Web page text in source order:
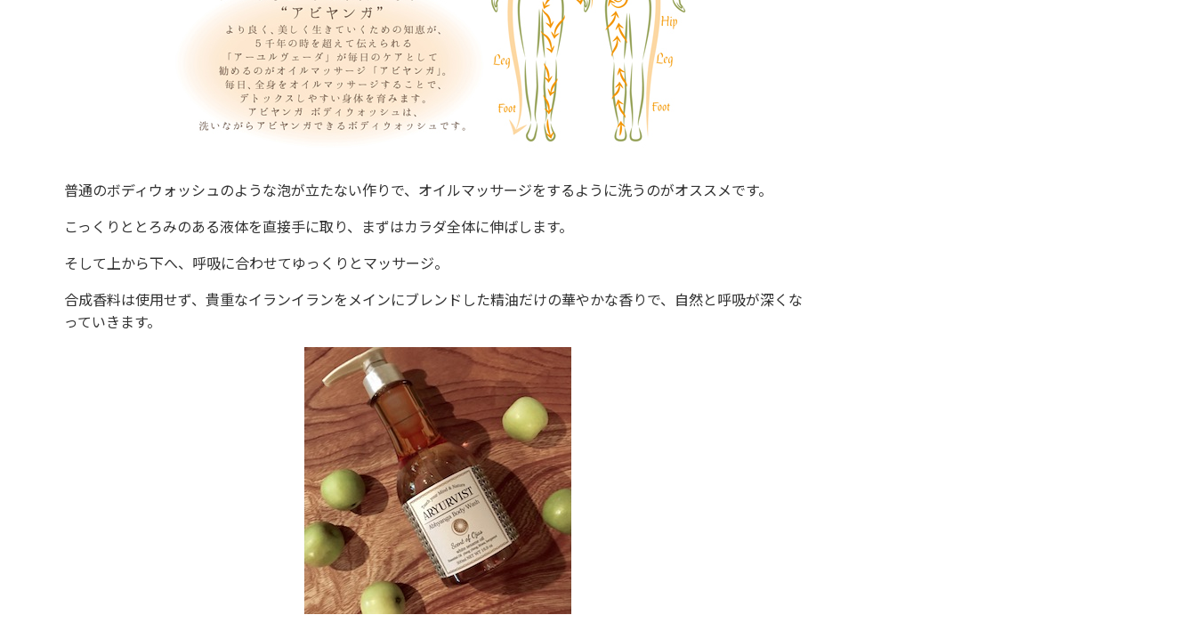
普通のボディウォッシュのような泡が立たない作りで、オイルマッサージをするように洗うのがオススメです。
こっくりととろみのある液体を直接手に取り、まずはカラダ全体に伸ばします。
そして上から下へ、呼吸に合わせてゆっくりとマッサージ。
合成香料は使用せず、貴重なイランイランをメインにブレンドした精油だけの華やかな香りで、自然と呼吸が深くな
っていきます。